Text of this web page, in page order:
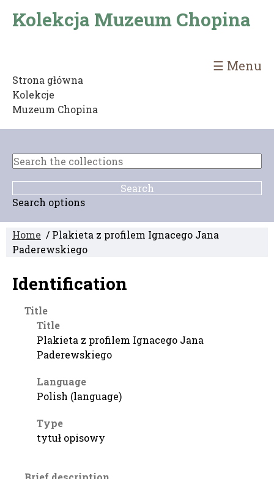
Kolekcja Muzeum Chopina
☰ Menu
Strona główna
Kolekcje
Muzeum Chopina
Search options
Home / Plakieta z profilem Ignacego Jana
Paderewskiego
Identification
Title
Title
Plakieta z profilem Ignacego Jana
Paderewskiego
Language
Polish (language)
Type
tytuł opisowy